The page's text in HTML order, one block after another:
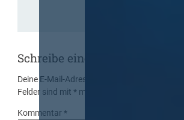
Schreibe einen Kommentar
Deine E-Mail-Adresse wird nicht veröffentlicht.
Felder sind mit* markiert
Kommentar*